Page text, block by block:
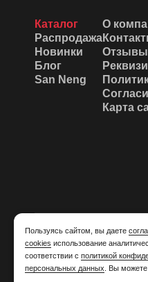
Каталог
Распродажа
Новинки
Блог
San Neng
О
Отзывы
Карта
Пользуясь сайтом, вы даете
cookies использование
соответствии с политикой
персональных данных . Вы